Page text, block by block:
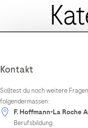
Kontakt
Solltest du noch weitere
folgendermassen:
F. Hoffmann-La Roche
Berufsbildung